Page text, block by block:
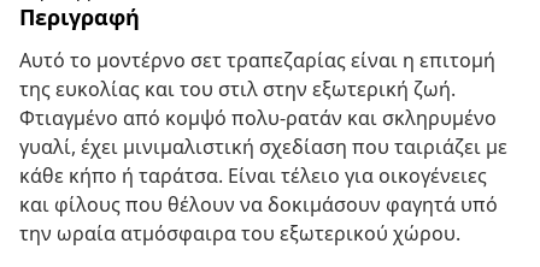
Περιγραφή
Αυτό το μοντέρνο σετ τραπεζαρίας είναι η επιτομή
της ευκολίας και του στιλ στην εξωτερική ζωή.
Φτιαγμένο από κομψό πολυ-ρατάν και σκληρυμένο
γυαλί, έχει μινιμαλιστική σχεδίαση που ταιριάζει με
κάθε κήπο ή ταράτσα. Είναι τέλειο για οικογένειες
και φίλους που θέλουν να δοκιμάσουν φαγητά υπό
την ωραία ατμόσφαιρα του εξωτερικού χώρου.